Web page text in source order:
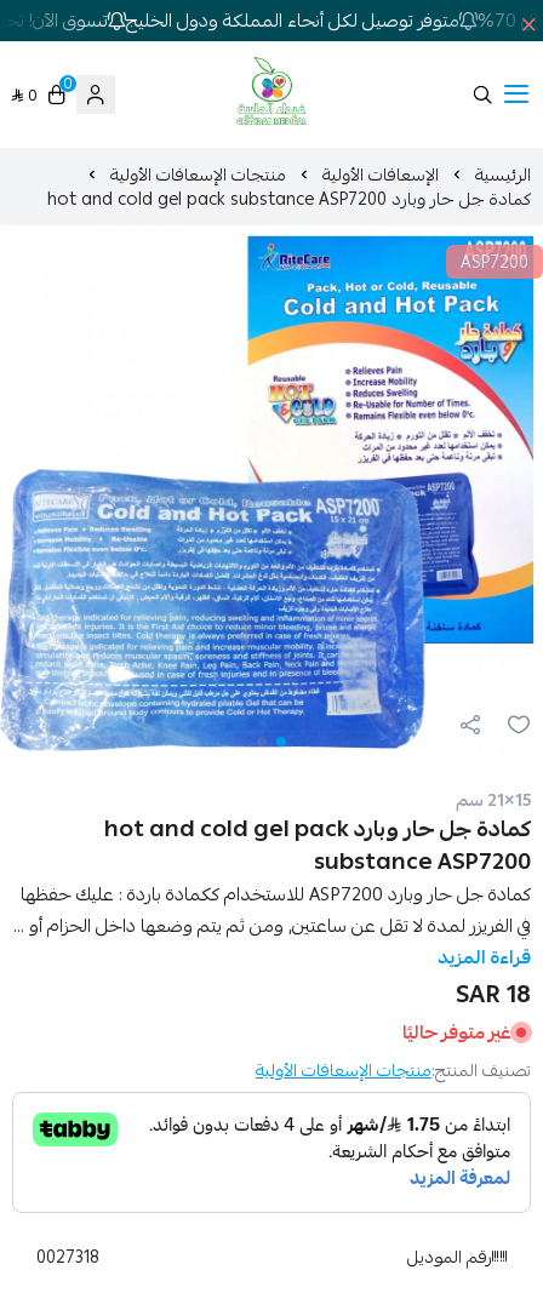
متوفر توصيل لكل أنحاء المملكة ودول الخليج تسوق الآن!
شركة غيداء المتطورة الطبية
0
0
الرئيسية الإسعافات الأولية منتجات الإسعافات الأولية
كمادة جل حار وبارد hot and cold gel pack substance ASP7200
ASP7200
15×21 سم
كمادة جل حار وبارد hot and cold gel pack
substance ASP7200
كمادة جل حار وبارد ASP7200 للاستخدام ككمادة باردة : عليك حفظها
في الفريزر لمدة لا تقل عن ساعتين, ومن ثم يتم وضعها داخل الحزام أو ...
قراءة المزيد
18 SAR
غير متوفر حاليًا
تصنيف المنتج:منتجات الإسعافات الأولية
رقم الموديل 0027318